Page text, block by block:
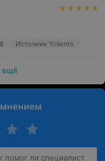
Источник Yclients
ещё